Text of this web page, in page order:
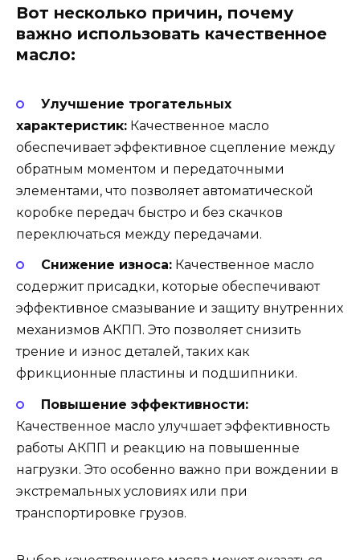
Вот несколько причин, почему
важно использовать качественное
масло:
Улучшение трогательных
характеристик: Качественное масло
обеспечивает эффективное сцепление между
обратным моментом и передаточными
элементами, что позволяет автоматической
коробке передач быстро и без скачков
переключаться между передачами.
Снижение износа:Качественное масло
содержит присадки, которые обеспечивают
эффективное смазывание и защиту внутренних
механизмов АКПП. Это позволяет снизить
трение и износ деталей, таких как
фрикционные пластины и подшипники.
Повышение эффективности:
Качественное масло улучшает эффективность
работы АКПП и реакцию на повышенные
нагрузки. Это особенно важно при вождении в
экстремальных условиях или при
транспортировке грузов.